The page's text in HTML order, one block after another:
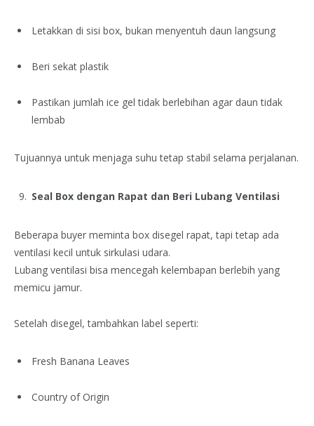
Letakkan di sisi box, bukan menyentuh daun langsung
Beri sekat plastik
Pastikan jumlah ice gel tidak berlebihan agar daun tidak
lembab
Tujuannya untuk menjaga suhu tetap stabil selama perjalanan.
Seal Box dengan Rapat dan Beri Lubang Ventilasi
Beberapa buyer meminta box disegel rapat, tapi tetap ada
ventilasi kecil untuk sirkulasi udara.
Lubang ventilasi bisa mencegah kelembapan berlebih yang
memicu jamur.
Setelah disegel, tambahkan label seperti:
Fresh Banana Leaves
Country of Origin